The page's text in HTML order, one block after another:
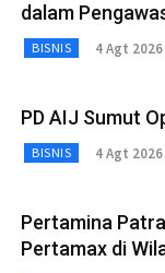
dalam
BISNIS 4 Agt 2026
PD AIJ Sumut
BISNIS 4 Agt 2026
Pertamina
Pertamax di